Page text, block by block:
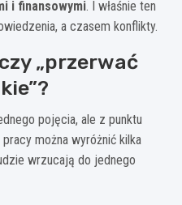
i finansowymi. I właśnie ten
a czasem konflikty.
„przerwać
pojęcia, ale z punktu
można wyróżnić kilka
wrzucają do jednego